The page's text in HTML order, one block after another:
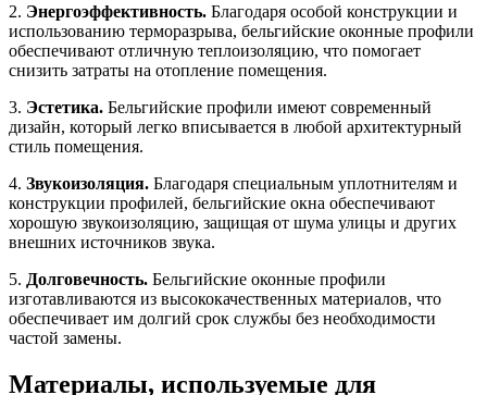
2. Энергоэффективность. Благодаря особой конструкции и
использованию терморазрыва, бельгийские оконные профили
обеспечивают отличную теплоизоляцию, что помогает
снизить затраты на отопление помещения.
3. Эстетика. Бельгийские профили имеют современный
дизайн, который легко вписывается в любой архитектурный
стиль помещения.
4. Звукоизоляция. Благодаря специальным уплотнителям и
конструкции профилей, бельгийские окна обеспечивают
хорошую звукоизоляцию, защищая от шума улицы и других
внешних источников звука.
5. Долговечность. Бельгийские оконные профили
изготавливаются из высококачественных материалов, что
обеспечивает им долгий срок службы без необходимости
частой замены.
Материалы, используемые для